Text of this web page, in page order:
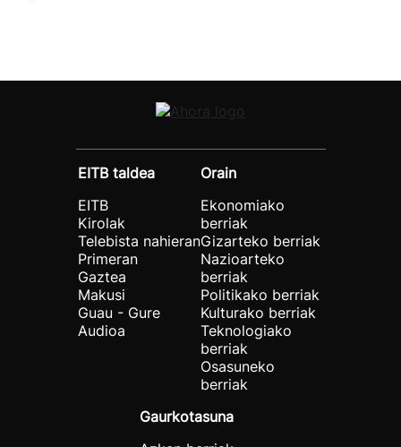
EITB taldea
EITB
Kirolak
Telebista nahieran
Primeran
Gaztea
Makusi
Guau - Gure
Audioa
Orain
Ekonomiako
berriak
Gizarteko berriak
Nazioarteko
berriak
Politikako berriak
Kulturako berriak
Teknologiako
berriak
Osasuneko
berriak
Gaurkotasuna